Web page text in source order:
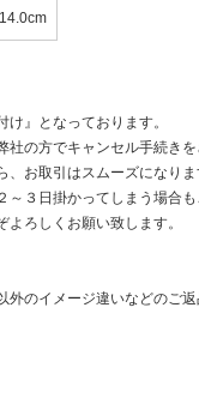
14.0cm
』となっております。
の方でキャンセル手続き
お取引はスムーズになりま
３日掛かってしまう場合
ろしくお願い致します。
のイメージ違いなどのご返